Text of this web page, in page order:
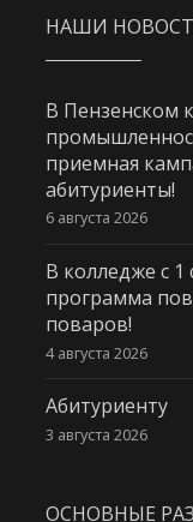
НАШИ
В Пензенском
приемная
абитуриенты!
6 августа 2026
В колледже с 1
программа
поваров!
4 августа 2026
Абитуриенту
3 августа 2026
ОСНОВНЫЕ